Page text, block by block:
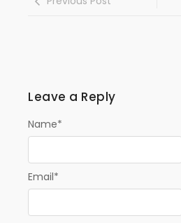
Leave a Reply
Name*
Email*